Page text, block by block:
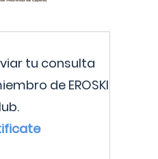
tu consulta
de EROSKI